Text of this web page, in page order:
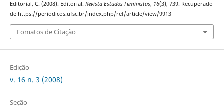
Editorial, C. (2008). Editorial. Revista Estudos Feministas, 16(3), 739. Recuperado
de https://periodicos.ufsc.br/index.php/ref/article/view/9913
Fomatos de Citação
Edição
v. 16 n. 3 (2008)
Seção